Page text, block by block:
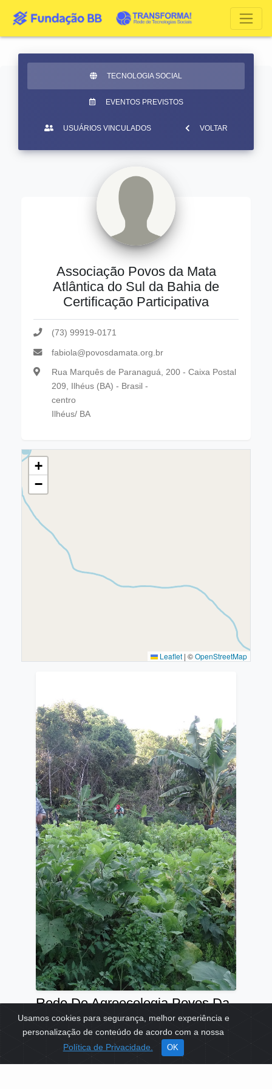
Usamos cookies para segurança, melhor experiência e
personalização de conteúdo de acordo com a nossa
Política de Privacidade.
OK
TECNOLOGIA SOCIAL
EVENTOS PREVISTOS
USUÁRIOS VINCULADOS VOLTAR
Associação Povos da Mata
Atlântica do Sul da Bahia de
Certificação Participativa
(73) 99919-0171
fabiola@povosdamata.org.br
Rua Marquês de Paranaguá, 200 - Caixa Postal
209, Ilhéus (BA) - Brasil -
centro
Ilhéus/ BA
+
−
Leaflet | ©OpenStreetMap
Rede De Agroecologia Povos Da
Mata
TEMAS: ALIMENTAÇÃO MEIO AMBIENTE